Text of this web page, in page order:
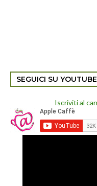
SEGUICI SU YOUTUBE
Iscriviti al